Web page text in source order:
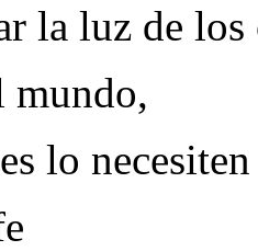
la luz de los
mundo,
lo necesiten